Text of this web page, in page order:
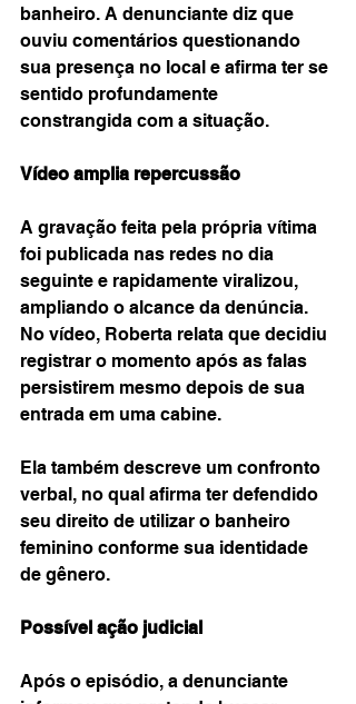
banheiro. A denunciante diz que
ouviu comentários questionando
sua presença no local e afirma ter se
sentido profundamente
constrangida com a situação.
Vídeo amplia repercussão
A gravação feita pela própria vítima
foi publicada nas redes no dia
seguinte e rapidamente viralizou,
ampliando o alcance da denúncia.
No vídeo, Roberta relata que decidiu
registrar o momento após as falas
persistirem mesmo depois de sua
entrada em uma cabine.
Ela também descreve um confronto
verbal, no qual afirma ter defendido
seu direito de utilizar o banheiro
feminino conforme sua identidade
de gênero.
Possível ação judicial
Após o episódio, a denunciante